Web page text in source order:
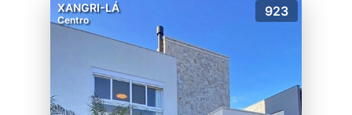
XANGRI-LÁ
Centro
923